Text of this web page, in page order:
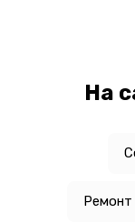
На
Ремонт